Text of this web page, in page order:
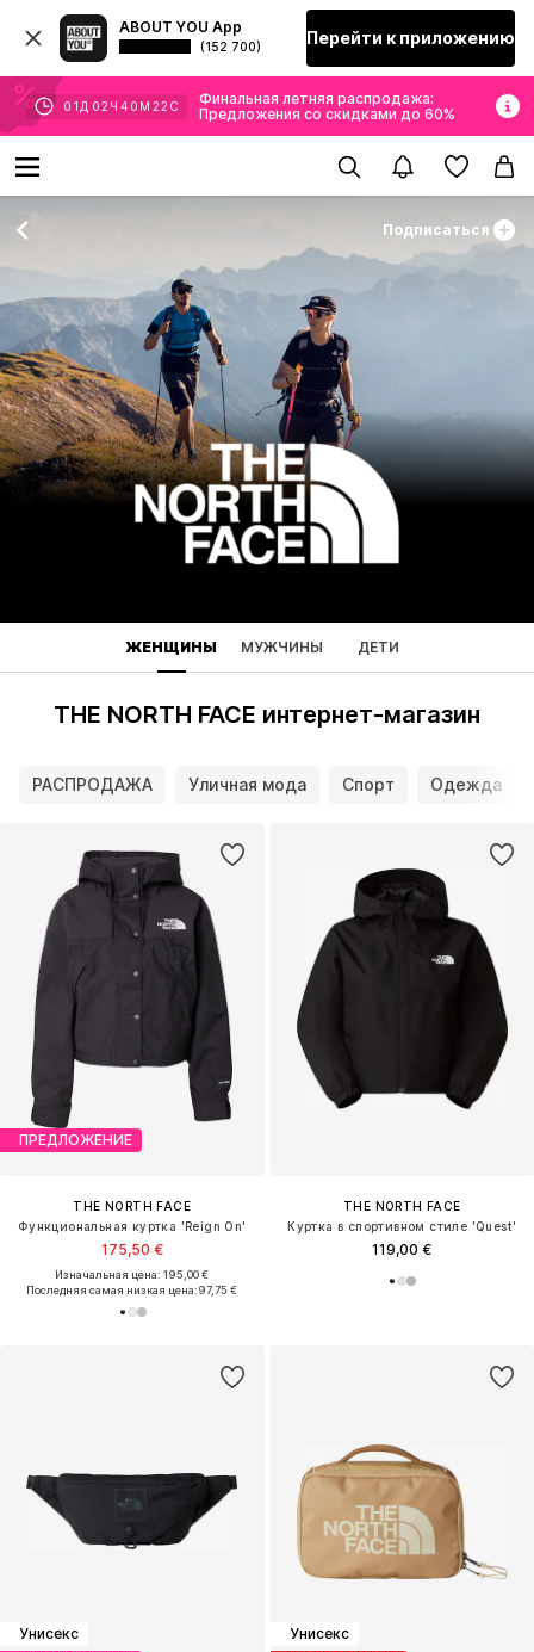
ABOUT YOU App
(152 700) Перейти к приложению
01 Д 02 Ч 40 М 20 С
Финальная летняя распродажа:
Предложения со скидками до 60%
Подписаться
ЖЕНЩИНЫ МУЖЧИНЫ ДЕТИ
THE NORTH FACE интернет-магазин
РАСПРОДАЖА Уличная мода Спорт Одежда
ПРЕДЛОЖЕНИЕ
THE NORTH FACE
Функциональная куртка 'Reign On'
175,50 €
Изначальная цена: 195,00 €
Последняя самая низкая цена:97,75 €
THE NORTH FACE
Куртка в спортивном стиле 'Quest'
119,00 €
Унисекс
Унисекс